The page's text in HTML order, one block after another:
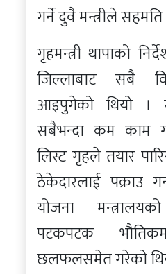
गर्ने दुवै मन्त्रीले
गृहमन्त्री थापाको
जिल्लाबाट सबै
आइपुगेको थियो ।
सबैभन्दा कम काम
लिस्ट गृहले तयार
ठेकेदारलाई पक्राउ
योजना
पटकपटक
छलफलसमेत गरेको